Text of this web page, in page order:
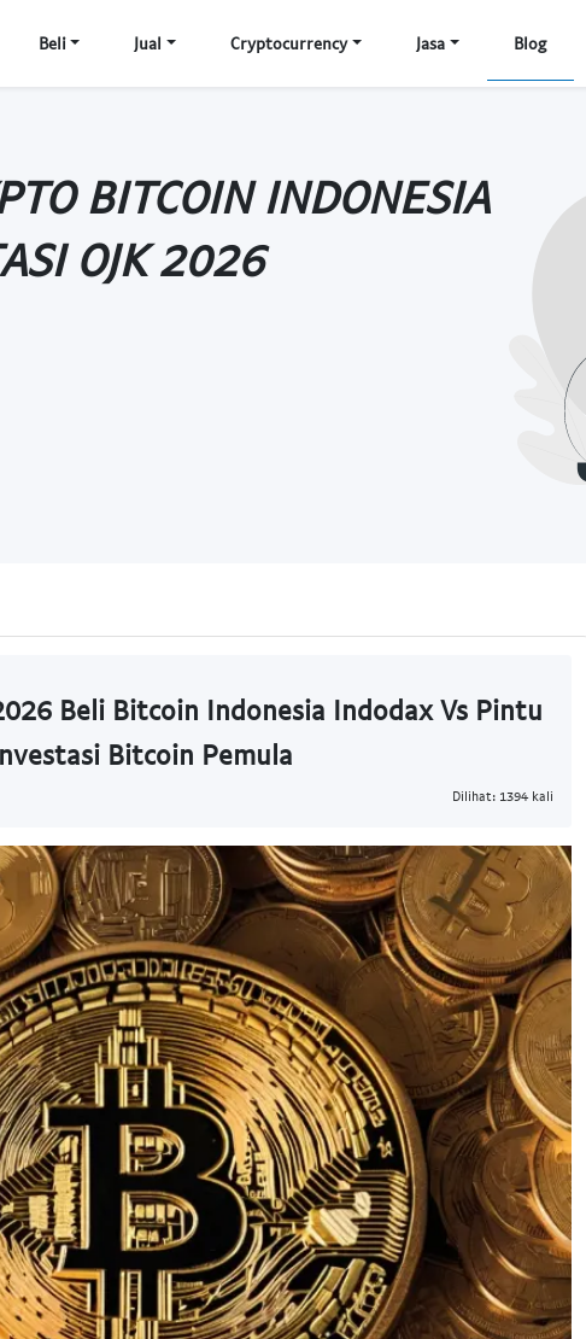
Beli Jual Cryptocurrency Jasa Blog
BITCOIN INDONESIA
OJK 2026
Beli Bitcoin Indonesia Indodax Vs Pintu
Bitcoin Pemula
Dilihat: 1394 kali